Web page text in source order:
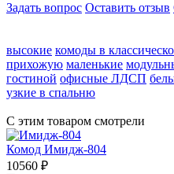
Задать вопрос Оставить отзыв
высокие комоды в
прихожую маленькие
гостиной офисные ЛДСП
узкие в спальню
С этим товаром смотрели
Комод Имидж-804
10560 ₽